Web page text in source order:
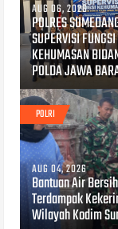
AUG 06, 2026
POLRES
SUPERVISI FUNGSI
KEHUMASAN
POLDA JAWA
POLRI
AUG 04, 2026
Bantuan Air
Terdampak
Wilayah Kodim